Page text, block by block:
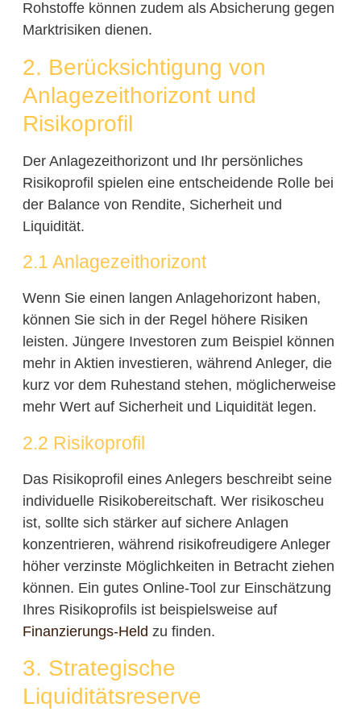
Rohstoffe können zudem als Absicherung gegen
Marktrisiken dienen.
2. Berücksichtigung von
Anlagezeithorizont und
Risikoprofil
Der Anlagezeithorizont und Ihr persönliches
Risikoprofil spielen eine entscheidende Rolle bei
der Balance von Rendite, Sicherheit und
Liquidität.
2.1 Anlagezeithorizont
Wenn Sie einen langen Anlagehorizont haben,
können Sie sich in der Regel höhere Risiken
leisten. Jüngere Investoren zum Beispiel können
mehr in Aktien investieren, während Anleger, die
kurz vor dem Ruhestand stehen, möglicherweise
mehr Wert auf Sicherheit und Liquidität legen.
2.2 Risikoprofil
Das Risikoprofil eines Anlegers beschreibt seine
individuelle Risikobereitschaft. Wer risikoscheu
ist, sollte sich stärker auf sichere Anlagen
konzentrieren, während risikofreudigere Anleger
höher verzinste Möglichkeiten in Betracht ziehen
können. Ein gutes Online-Tool zur Einschätzung
Ihres Risikoprofils ist beispielsweise auf
Finanzierungs-Held zu finden.
3. Strategische
Liquiditätsreserve